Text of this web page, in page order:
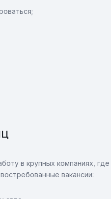
в крупных компаниях, где
вакансии: